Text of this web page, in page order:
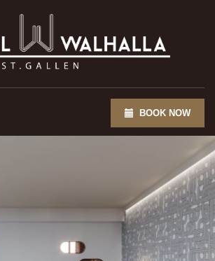
BOOK NOW